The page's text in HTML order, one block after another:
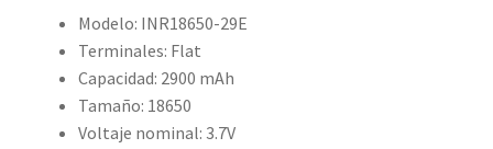
Modelo: INR18650-29E
Terminales: Flat
Capacidad: 2900 mAh
Tamaño: 18650
Voltaje nominal: 3.7V